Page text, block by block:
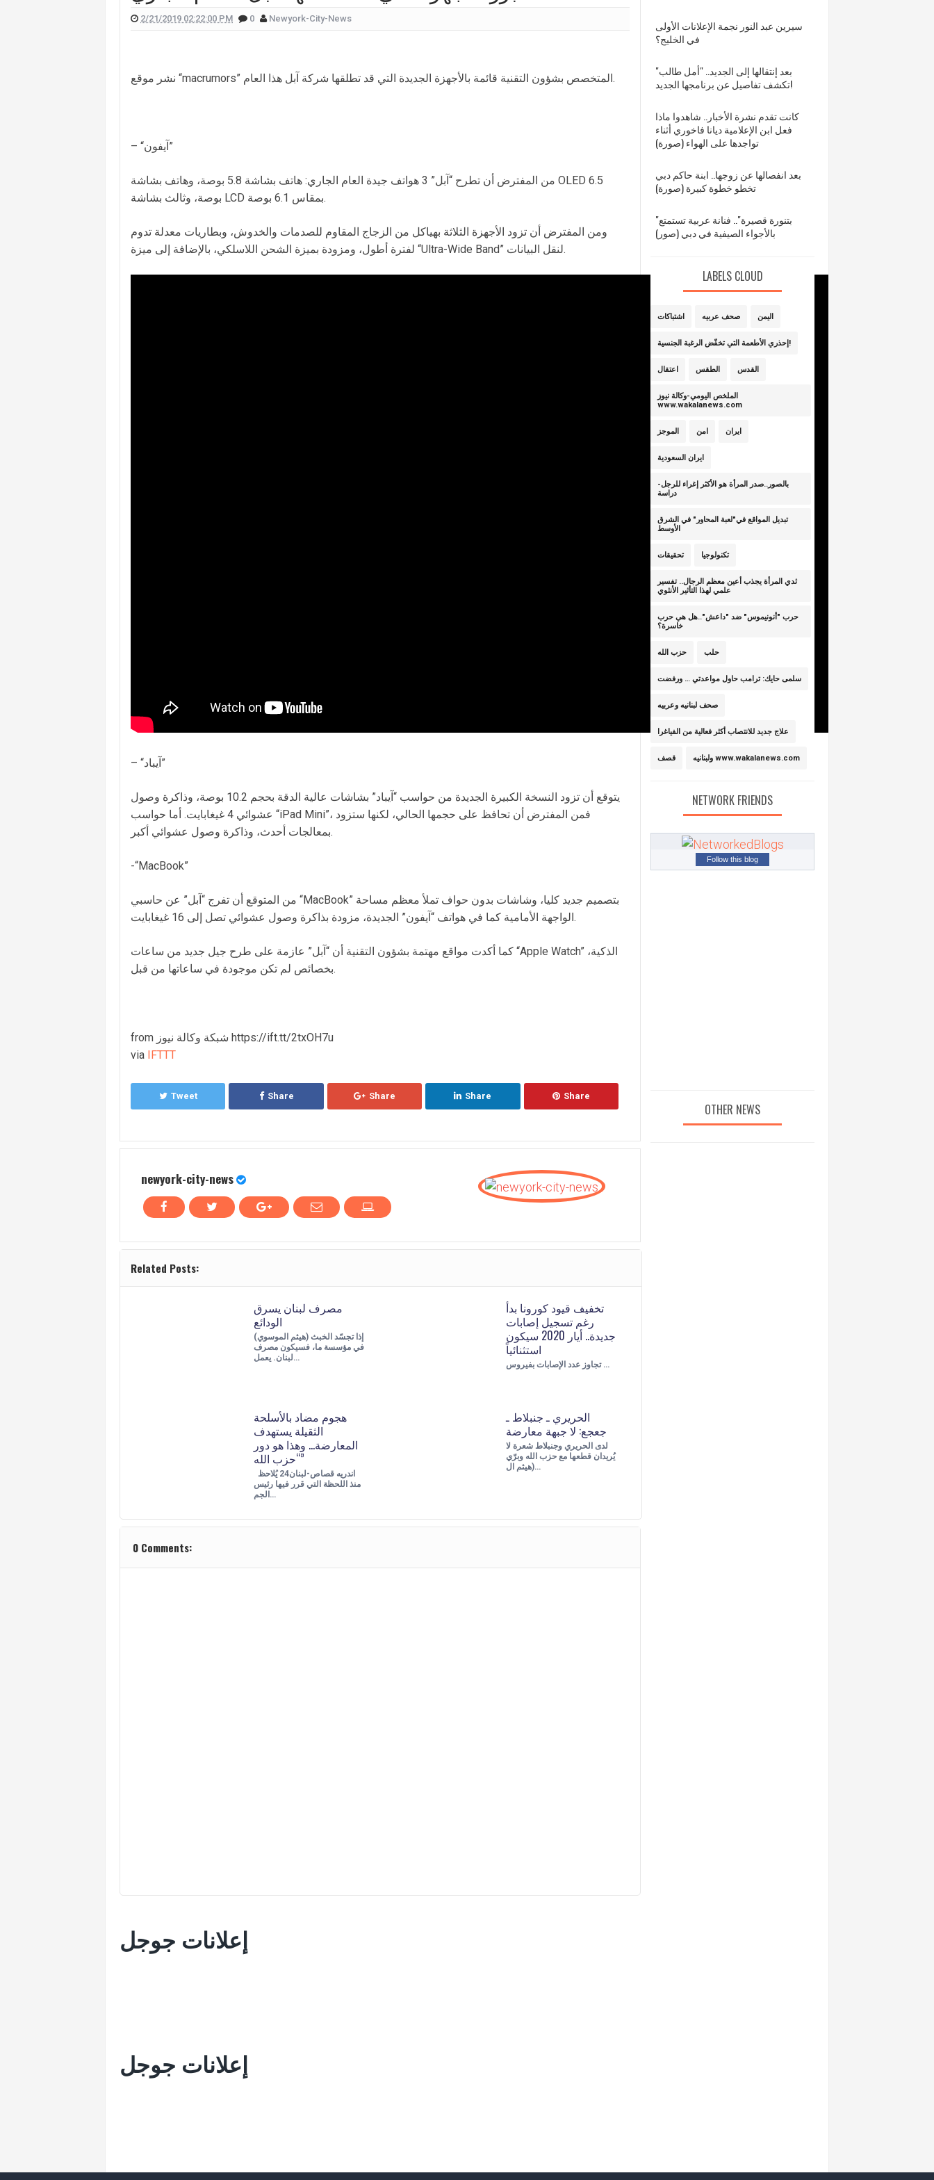
كيف علّقت هيفا وهبي على تفجير "البيجر"؟
2/21/2019 02:22:00 PM 0 Newyork-City-News
نشر موقع “macrumors” المتخصص بشؤون التقنية قائمة بالأجهزة الجديدة التي قد تطلقها شركة آبل هذا العام.
– “آيفون”
من المفترض أن تطرح “آبل” 3 هواتف جيدة العام الجاري: هاتف بشاشة 5.8 بوصة، وهاتف بشاشة OLED 6.5
بوصة، وثالث بشاشة LCD بمقاس 6.1 بوصة.
ومن المفترض أن تزود الأجهزة الثلاثة بهياكل من الزجاج المقاوم للصدمات والخدوش، وبطاريات معدلة تدوم
لفترة أطول، ومزودة بميزة الشحن اللاسلكي، بالإضافة إلى ميزة “Ultra-Wide Band” لنقل البيانات.
– “آيباد”
يتوقع أن تزود النسخة الكبيرة الجديدة من حواسب “آيباد” بشاشات عالية الدقة بحجم 10.2 بوصة، وذاكرة وصول
عشوائي 4 غيغابايت. أما حواسب “iPad Mini”، فمن المفترض أن تحافظ على حجمها الحالي، لكنها ستزود
بمعالجات أحدث، وذاكرة وصول عشوائي أكبر.
-“MacBook”
من المتوقع أن تفرج “آبل” عن حاسبي “MacBook” بتصميم جديد كليا، وشاشات بدون حواف تملأ معظم مساحة
الواجهة الأمامية كما في هواتف “آيفون” الجديدة، مزودة بذاكرة وصول عشوائي تصل إلى 16 غيغابايت.
كما أكدت مواقع مهتمة بشؤون التقنية أن “آبل” عازمة على طرح جيل جديد من ساعات “Apple Watch” الذكية،
بخصائص لم تكن موجودة في ساعاتها من قبل.
from شبكة وكالة نيوز https://ift.tt/2txOH7u
via IFTTT
Tweet Share Share Share Share
newyork-city-news
Related Posts:
مصرف لبنان يسرق
الودائع
(هيثم الموسوي) إذا تجسّد الخبث
في مؤسسة ما، فسيكون مصرف
لبنان. يعمل…
تخفيف قيود كورونا بدأ
رغم تسجيل إصابات
جديدة.. أيار 2020 سيكون
استثنائياً
تجاوز عدد الإصابات بفيروس …
هجوم مضاد بالأسلحة
الثقيلة يستهدف
المعارضة… وهذا هو دور
“حزب الله”
منذ اللحظة التي قرر فيها رئيس
الجم…
الحريري ـ جنبلاط ـ
جعجع: لا جبهة معارضة
لدى الحريري وجنبلاط شعرة لا
يُريدان قطعها مع حزب الله وبرّي
(هيثم ال…
0 Comments:
إعلانات جوجل
إعلانات جوجل
سيرين عبد النور نجمة الإعلانات الأولى
في الخليج؟
بعد إنتقالها إلى الجديد.. "أمل طالب"
تكشف تفاصيل عن برنامجها الجديد!
كانت تقدم نشرة الأخبار.. شاهدوا ماذا
فعل ابن الإعلامية ديانا فاخوري أثناء
تواجدها على الهواء (صورة)
بعد انفصالها عن زوجها.. ابنة حاكم دبي
تخطو خطوة كبيرة (صورة)
"بتنورة قصيرة".. فنانة عربية تستمتع
بالأجواء الصيفية في دبي (صور)
LABELS CLOUD
اشتباكات صحف عربيه اليمن
إحذري الأطعمة التي تخفّض الرغبة الجنسية!
اعتقال الطقس القدس
الملخص اليومي-وكالة نيوز
www.wakalanews.com
الموجز امن ايران
ايران السعودية
بالصور..صدر المرأة هو الأكثر إغراء للرجل-
دراسة
تبديل المواقع في"لعبة المحاور" في الشرق
الأوسط
تحقيقات تكنولوجيا
ثدي المرأة يجذب أعين معظم الرجال.. تفسير
علمي لهذا التأثير الأنثوي
حرب "أنونيموس" ضد "داعش"..هل هي حرب
خاسرة؟
حزب الله حلب
سلمى حايك: ترامب حاول مواعدتي … ورفضت
صحف لبنانيه وعربيه
علاج جديد للانتصاب أكثر فعالية من الفياغرا
قصف ولبنانيه www.wakalanews.com
NETWORK FRIENDS
Follow this blog
OTHER NEWS